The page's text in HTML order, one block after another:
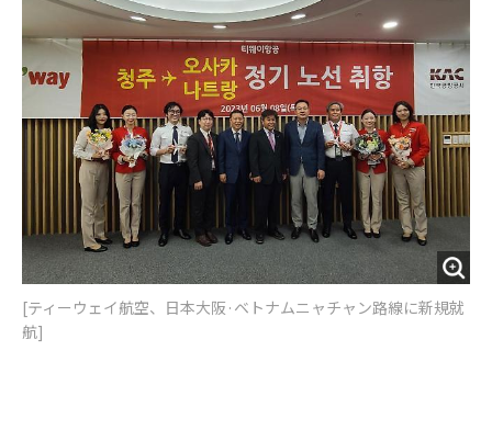
[ティーウェイ航空、日本大阪·ベトナムニャチャン路線に新規就
航]